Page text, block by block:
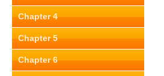
Chapter 4
Chapter 5
Chapter 6